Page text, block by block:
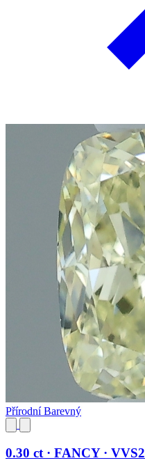
Přírodní Barevný
0.30 ct · FANCY · VVS2